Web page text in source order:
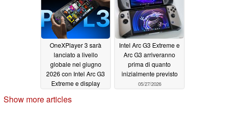
OneXPlayer 3 sarà
lanciato a livello
globale nel giugno
2026 con Intel Arc G3
Extreme e display
05/28/2026
Intel Arc G3 Extreme e
Arc G3 arriveranno
prima di quanto
inizialmente previsto
05/27/2026
Show more articles